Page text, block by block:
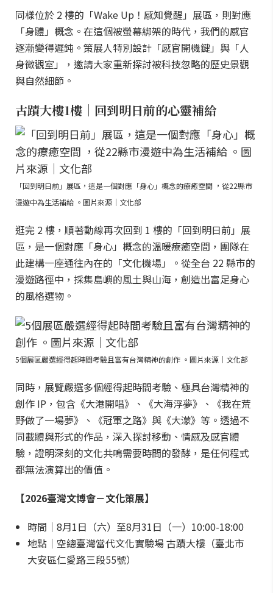
同樣位於 2 樓的「Wake Up！感知覺醒」展區，則對應
「身體」概念。在這個被螢幕綁架的時代，我們的感官
逐漸變得遲鈍。策展人特別設計「感官開機鍵」與「人
身微觀室」，邀請大家重新探討被科技忽略的歷史景觀
與自然細節。
古蹟大樓1樓｜回到明日前的心靈補給
「回到明日前」展區，這是一個對應「身心」概念的療癒空間 ，從22縣市
漫遊中為生活補給 。圖片來源｜文化部
逛完 2 樓，順著動線再次回到 1 樓的「回到明日前」展
區，是一個對應「身心」概念的溫暖療癒空間，團隊在
此建構一座通往內在的「文化機場」。從全台 22 縣市的
漫遊路徑中，採集島嶼的風土與山海，創造出富足身心
的風格選物。
5個展區嚴選經得起時間考驗且富有台灣精神的創作 。圖片來源｜文化部
同時，展覽嚴選多個經得起時間考驗、極具台灣精神的
創作 IP，包含《大港開唱》、《大海浮夢》、《我在荒
野做了一場夢》、《冠軍之路》與《大濛》等。透過不
同載體與形式的作品，深入探討移動、情感及感官體
驗，證明深刻的文化共鳴需要時間的發酵，是任何程式
都無法演算出的價值。
【2026臺灣文博會－文化策展】
時間｜8月1日（六）至8月31日（一）10:00-18:00
地點｜空總臺灣當代文化實驗場 古蹟大樓（臺北市
大安區仁愛路三段55號）